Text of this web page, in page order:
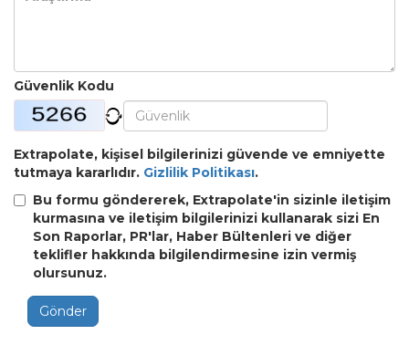
Güvenlik Kodu
Extrapolate, kişisel bilgilerinizi güvende ve emniyette
tutmaya kararlıdır. Gizlilik Politikası.
Bu formu göndererek, Extrapolate'in sizinle iletişim
kurmasına ve iletişim bilgilerinizi kullanarak sizi En
Son Raporlar, PR'lar, Haber Bültenleri ve diğer
teklifler hakkında bilgilendirmesine izin vermiş
olursunuz.
Gönder